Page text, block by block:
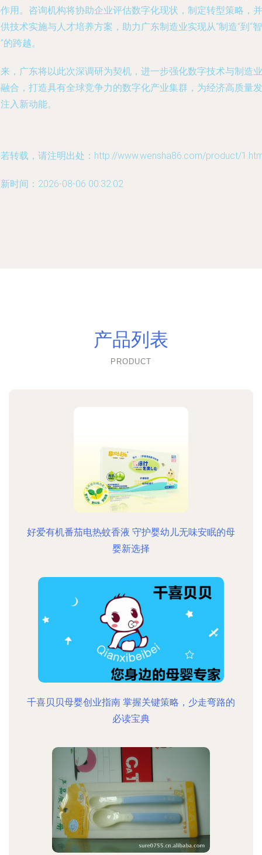
用。咨询机构将协助企业评估数字化现状，制定转型策略，并
技术实施与人才培养方案，助力广东制造业实现从“制造”到“智
的跨越。
，广东将以此次深调研为契机，进一步强化数字技术与制造业
合，打造具有全球竞争力的数字化产业集群，为经济高质量发
入新动能。
转载，请注明出处：http://www.wensha86.com/product/
时间：2026-08-06 00:32:02
产品列表
PRODUCT
好爱有机番茄电热蚊香液 守护婴幼儿无味安眠的母
婴新选择
千喜贝贝母婴创业指南 掌握关键策略，少走弯路的
必读宝典